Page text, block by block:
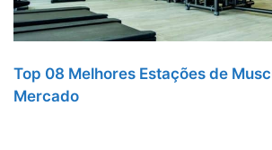
Top 08 Melhores Estações de
Mercado